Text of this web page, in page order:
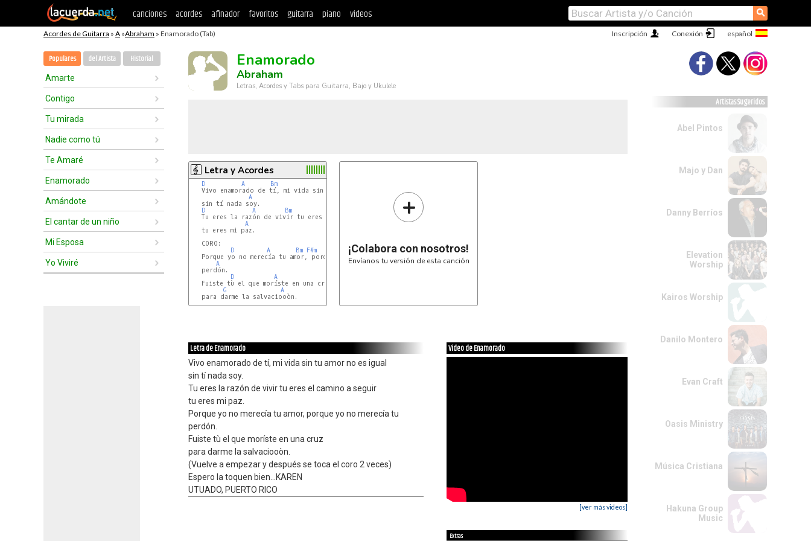
canciones acordes afinador favoritos guitarra piano videos ⚲
Acordes de Guitarra » A »Abraham » Enamorado (Tab) Conexión
Inscripción
Populares del Artista Historial
Amarte
Contigo
Tu mirada
Nadie como tú
Te Amaré
Enamorado
Amándote
El cantar de un niño
Mi Esposa
Yo Viviré
Enamorado
Abraham
Letras, Acordes y Tabs para Guitarra, Bajo y Ukulele
Letra y Acordes
D A Bm
   Vivo enamorado de tí, mi vida sin tu amor no es igual
A
   sin tí nada soy.
D
A Bm
   Tu eres la razón de vivir tu eres el camino a seguir
A
   tu eres mi paz.
   CORO:
D
A Bm F#m
   Porque yo no merecía tu amor, porque yo no merecía tu
A
   perdón.
D
A
   Fuiste tù el que moríste en una cruz
G
A
   para darme la salvaciooòn.
+
¡Colabora con nosotros!
Envíanos tu versión de esta canción
Letra de Enamorado
Vivo enamorado de tí, mi vida sin tu amor no es igual
sin tí nada soy.
Tu eres la razón de vivir tu eres el camino a seguir
tu eres mi paz.
Porque yo no merecía tu amor, porque yo no merecía tu
perdón.
Fuiste tù el que moríste en una cruz
para darme la salvaciooòn.
(Vuelve a empezar y después se toca el coro 2 veces)
Espero la toquen bien...KAREN
UTUADO, PUERTO RICO
Video de Enamorado
[ver más videos]
Extras
Artistas Sugeridos
Abel Pintos
Majo y Dan
Danny Berríos
Elevation
Worship
Kairos Worship
Danilo Montero
Evan Craft
Oasis Ministry
Música Cristiana
Hakuna Group
Music